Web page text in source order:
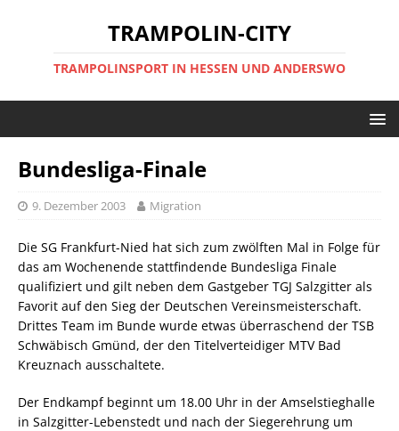
TRAMPOLIN-CITY
TRAMPOLINSPORT IN HESSEN UND ANDERSWO
Bundesliga-Finale
9. Dezember 2003 Migration
Die SG Frankfurt-Nied hat sich zum zwölften Mal in Folge für
das am Wochenende stattfindende Bundesliga Finale
qualifiziert und gilt neben dem Gastgeber TGJ Salzgitter als
Favorit auf den Sieg der Deutschen Vereinsmeisterschaft.
Drittes Team im Bunde wurde etwas überraschend der TSB
Schwäbisch Gmünd, der den Titelverteidiger MTV Bad
Kreuznach ausschaltete.
Der Endkampf beginnt um 18.00 Uhr in der Amselstieghalle
in Salzgitter-Lebenstedt und nach der Siegerehrung um